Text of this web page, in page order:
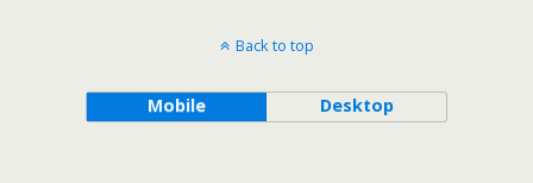
Back to top
Mobile Desktop